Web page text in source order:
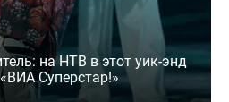
на НТВ в этот уик-энд
Суперстар!»